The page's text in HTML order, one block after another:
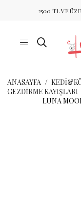
2500 TL VE
ANASAYFA
GEZDIRME KAYIŞLARI
LUNA